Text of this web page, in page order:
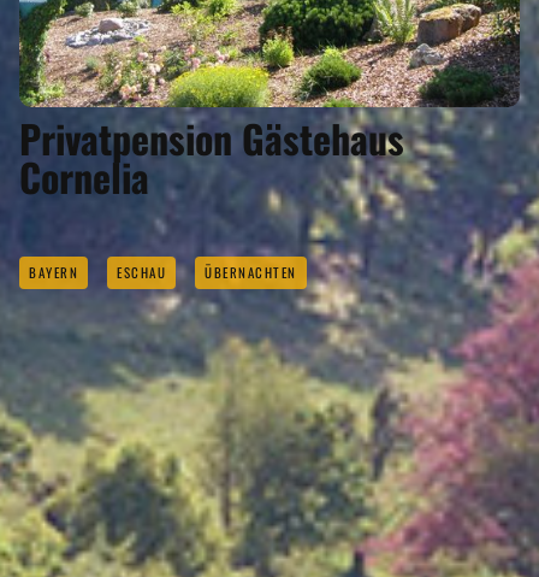
Privatpension Gästehaus
Cornelia
BAYERN ESCHAU ÜBERNACHTEN
REISEMAGAZINE
IN DIESEN REISEMAGAZINEN FINDEN SIE DEN LANDKREIS MILTENBERG